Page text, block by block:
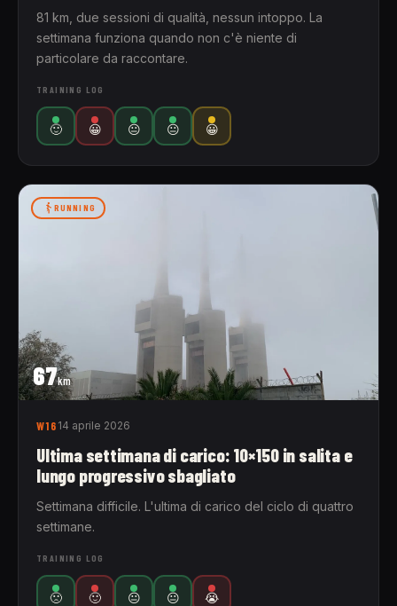
81 km, due sessioni di qualità, nessun intoppo. La
settimana funziona quando non c'è niente di
particolare da raccontare.
TRAINING LOG
🙂 😀 😐 😐 😀
67km
RUNNING
W16 14 aprile 2026
Ultima settimana di carico: 10×150 in salita e
lungo progressivo sbagliato
Settimana difficile. L'ultima di carico del ciclo di quattro
settimane.
TRAINING LOG
🙁 🙂 😐 😐 😭